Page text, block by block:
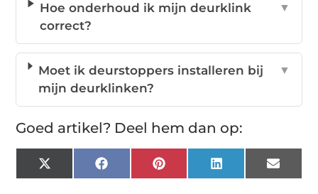
Hoe onderhoud ik mijn deurklink
correct?
▼
Moet ik deurstoppers installeren bij
mijn deurklinken?
▼
Goed artikel? Deel hem dan op:
X
(Twitter)
FacebookPinterest LinkedIn Email